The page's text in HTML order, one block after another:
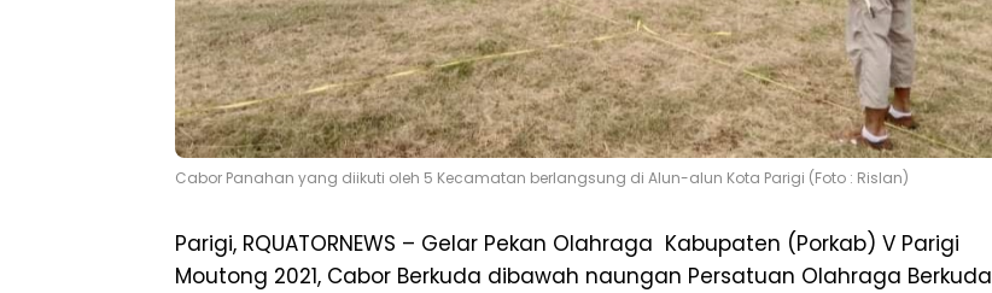
Cabor Panahan yang diikuti oleh 5 Kecamatan berlangsung di Alun-alun Kota Parigi (Foto : Rislan)
Parigi, RQUATORNEWS – Gelar Pekan Olahraga Kabupaten (Porkab) V Parigi
Moutong 2021, Cabor Berkuda dibawah naungan Persatuan Olahraga Berkuda